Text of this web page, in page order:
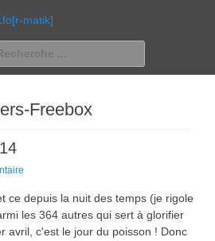
n'1fo[r-matik]
en info…
Freebox
ce depuis la nuit des temps (je rigole
les 364 autres qui sert à glorifier
avril, c'est le jour du poisson ! Donc